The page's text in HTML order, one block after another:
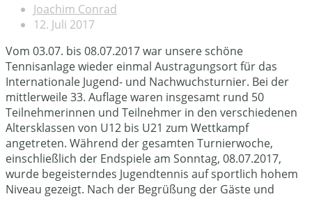
Joachim Conrad
12. Juli 2017
Vom 03.07. bis 08.07.2017 war unsere schöne
Tennisanlage wieder einmal Austragungsort für das
Internationale Jugend- und Nachwuchsturnier. Bei der
mittlerweile 33. Auflage waren insgesamt rund 50
Teilnehmerinnen und Teilnehmer in den verschiedenen
Altersklassen von U12 bis U21 zum Wettkampf
angetreten. Während der gesamten Turnierwoche,
einschließlich der Endspiele am Sonntag, 08.07.2017,
wurde begeisterndes Jugendtennis auf sportlich hohem
Niveau gezeigt. Nach der Begrüßung der Gäste und